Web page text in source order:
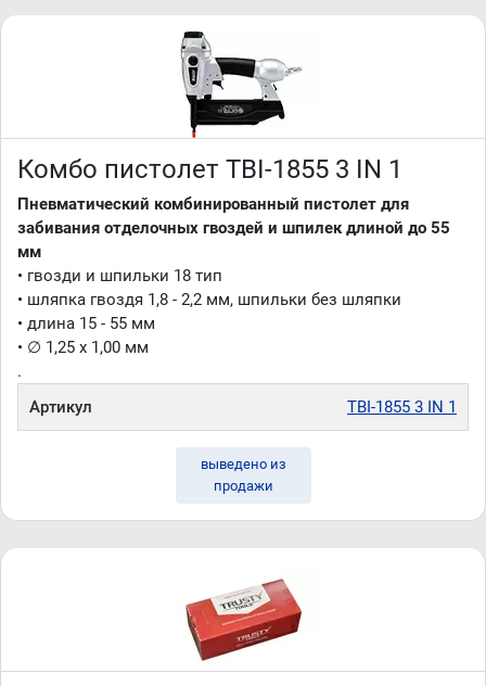
Комбо пистолет TBI-1855 3 IN 1
Пневматический комбинированный пистолет для
забивания отделочных гвоздей и шпилек длиной до 55
мм
• гвозди и шпильки 18 тип
• шляпка гвоздя 1,8 - 2,2 мм, шпильки без шляпки
• длина 15 - 55 мм
• ∅ 1,25 х 1,00 мм
.
Артикул
TBI-1855 3 IN 1
выведено из
продажи